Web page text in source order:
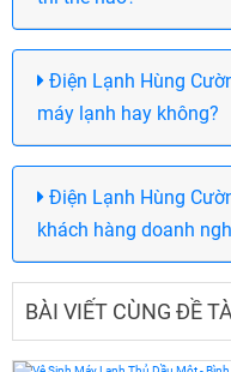
Điện Lạnh Hùng
máy lạnh hay không?
Điện Lạnh Hùng
khách hàng doanh
BÀI VIẾT CÙNG ĐỀ